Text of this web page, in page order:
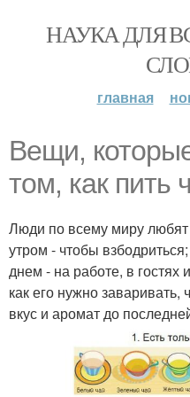
НАУКА ДЛЯ
главная
Вещи,
том, как пить
Люди по всему миру
утром - чтобы
днем - на работе, в гостях
как его нужно
вкус и аромат до